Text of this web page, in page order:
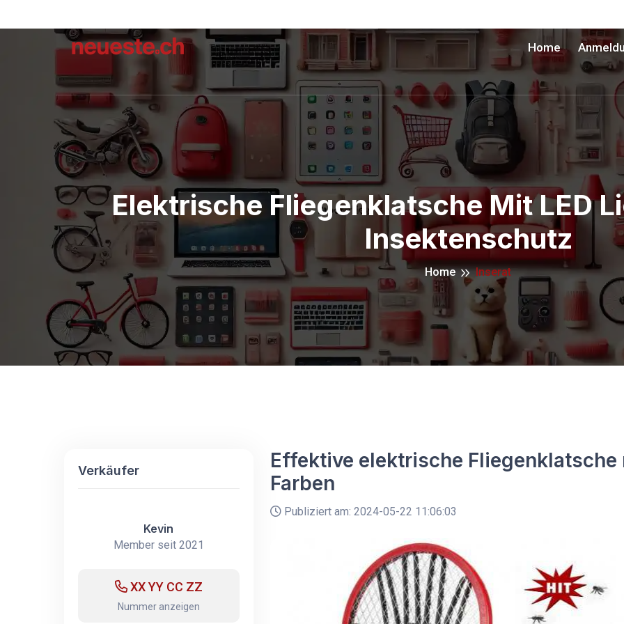
Home
Elektrische Fliegenklatsche Mit LED
Insektenschutz
Home Inserat
Verkäufer
Kevin
Member seit 2021
XX YY CC ZZ
Nummer anzeigen
Effektive elektrische Fliegenklatsche
Farben
Publiziert am: 2024-05-22 11:06:03